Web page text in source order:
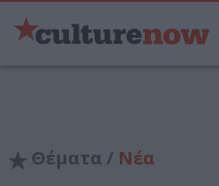
Θέματα / Νέα